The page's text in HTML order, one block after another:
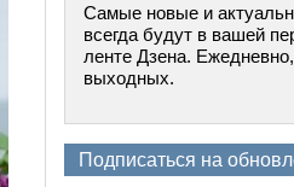
Самые новые и
всегда будут в вашей
ленте Дзена.
выходных.
Подписаться на